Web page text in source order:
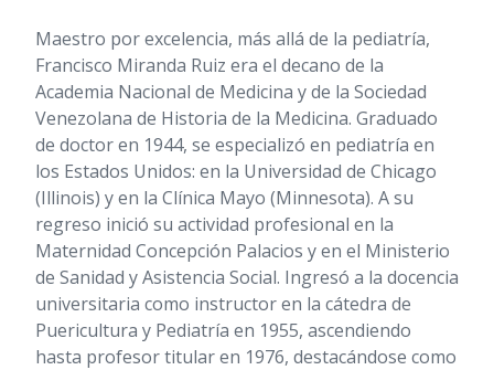
Maestro por excelencia, más allá de la pediatría,
Francisco Miranda Ruiz era el decano de la
Academia Nacional de Medicina y de la Sociedad
Venezolana de Historia de la Medicina. Graduado
de doctor en 1944, se especializó en pediatría en
los Estados Unidos: en la Universidad de Chicago
(Illinois) y en la Clínica Mayo (Minnesota). A su
regreso inició su actividad profesional en la
Maternidad Concepción Palacios y en el Ministerio
de Sanidad y Asistencia Social. Ingresó a la docencia
universitaria como instructor en la cátedra de
Puericultura y Pediatría en 1955, ascendiendo
hasta profesor titular en 1976, destacándose como